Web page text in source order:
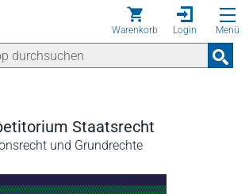
Warenkorb Login Menü
Staatsrecht
und Grundrechte